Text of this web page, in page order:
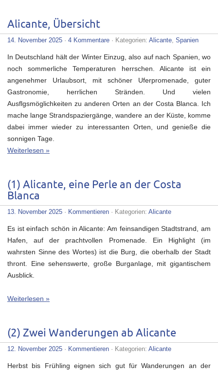
Alicante, Übersicht
14. November 2025 · 4 Kommentare · Kategorien: Alicante, Spanien
In Deutschland hält der Winter Einzug, also auf nach Spanien, wo
noch sommerliche Temperaturen herrschen. Alicante ist ein
angenehmer Urlaubsort, mit schöner Uferpromenade, guter
Gastronomie, herrlichen Stränden. Und vielen
Ausflgsmöglichkeiten zu anderen Orten an der Costa Blanca. Ich
mache lange Strandspaziergänge, wandere an der Küste, komme
dabei immer wieder zu interessanten Orten, und genieße die
sonnigen Tage.
Weiterlesen »
(1) Alicante, eine Perle an der Costa
Blanca
13. November 2025 · Kommentieren · Kategorien: Alicante
Es ist einfach schön in Alicante: Am feinsandigen Stadtstrand, am
Hafen, auf der prachtvollen Promenade. Ein Highlight (im
wahrsten Sinne des Wortes) ist die Burg, die oberhalb der Stadt
thront. Eine sehenswerte, große Burganlage, mit gigantischem
Ausblick.
Weiterlesen »
(2) Zwei Wanderungen ab Alicante
12. November 2025 · Kommentieren · Kategorien: Alicante
Herbst bis Frühling eignen sich gut für Wanderungen an der